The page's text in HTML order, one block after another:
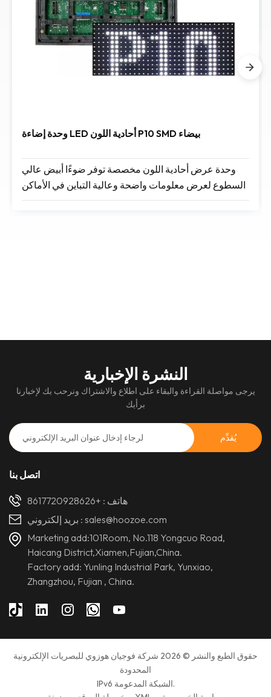
وحدة إضاءة LED أحادية اللون P10 SMD بيضاء
وحدة عرض أحادية اللون مخصصة توفر ضوءًا أبيض عالي
السطوع لعرض معلومات واضحة وعالية التباين في الأماكن
الوظيفية والعامة. تضمن مسافة البكسل البالغة 10 مم
النشرة الإخبارية
يرجى مواصلة القراءة والبقاء على اطلاع والاشتراك ونرحب بك لإخبارنا
برأيك
اتصل بنا
هاتف : +8617720928626
بريد إلكتروني :sales@hoozoe.com
Marketing add:101Room, No.118 Yongcuo Road,
Haicang District,Xiamen,Fujian,China.
Factory add: Yunling Industrial Park, Yunxiao,
Zhangzhou, Fujian , China.
حقوق الطبع والنشر © 2026 شركة فوجيان هوزوي للبصريات الإلكترونية
المحدودة
IPv6 الشبكة المدعومة.